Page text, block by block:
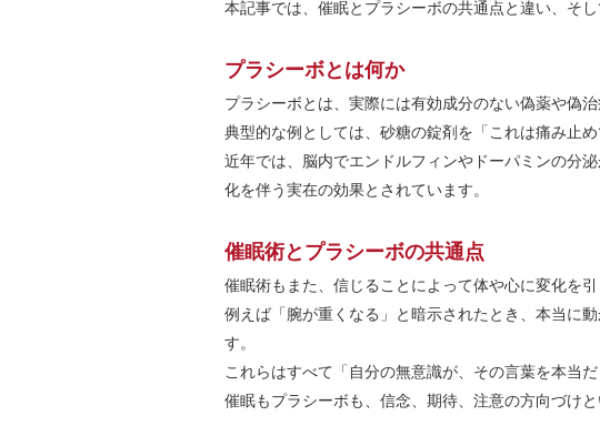
本記事では、催眠とプラシーボの共通点と違い、そ
プラシーボとは何か
プラシーボとは、実際には有効成分のない偽薬や偽
典型的な例としては、砂糖の錠剤を「これは痛み止
近年では、脳内でエンドルフィンやドーパミンの分
化を伴う実在の効果とされています。
催眠術とプラシーボの共通点
催眠術もまた、信じることによって体や心に変化を引
例えば「腕が重くなる」と暗示されたとき、本当に
す。
これらはすべて「自分の無意識が、その言葉を本当
催眠もプラシーボも、信念、期待、注意の方向づけ